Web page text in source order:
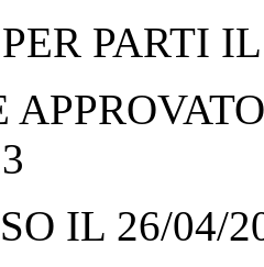
PARTI
IL 26/04/